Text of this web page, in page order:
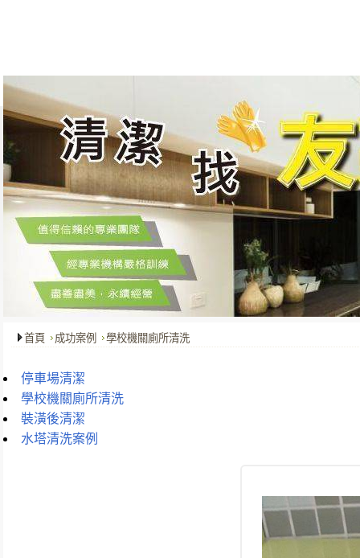
首頁 成功案例 學校機關廁所清洗
停車場清潔
學校機關廁所清洗
裝潢後清潔
水塔清洗案例